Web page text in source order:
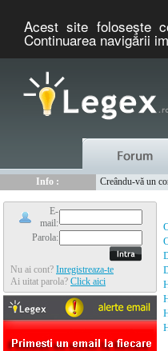
Acest site foloseşte
Continuarea navigării
Info :
Creându-vă un
E-
mail:
Parola:
Nu ai cont? Inregistreaza-te
Ai uitat parola? Click aici